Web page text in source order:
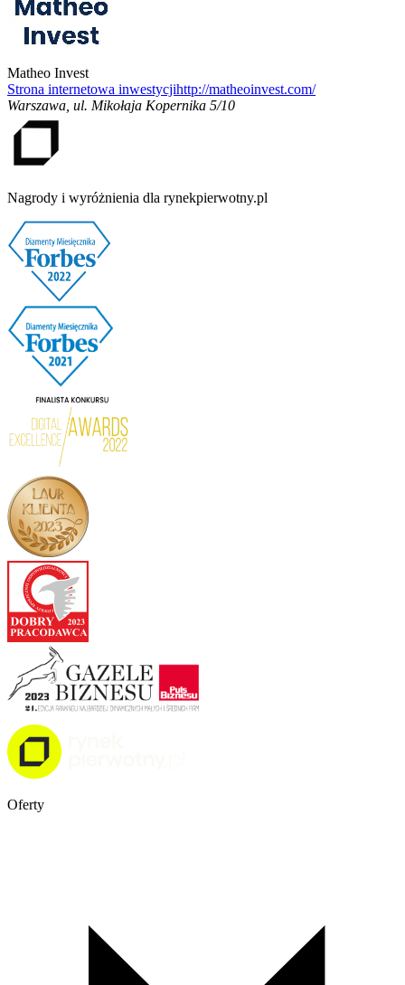
Matheo Invest
Strona internetowa inwestycjihttp://matheoinvest.com/
Warszawa ul. Mikołaja Kopernika 5/10
Nagrody i wyróżnienia dla rynekpierwotny.pl
Oferty